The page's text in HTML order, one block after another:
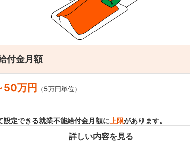
付金月額
50万円 （5万円単位）
設定できる就業不能給付金月額に 上限があります。
能給付金月額の年収別の上限詳しい内容を見る